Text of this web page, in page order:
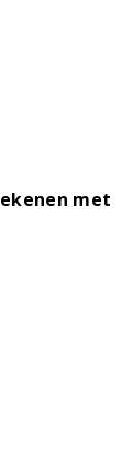
met